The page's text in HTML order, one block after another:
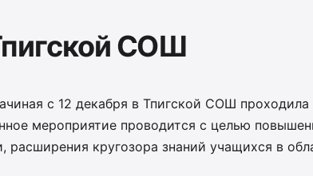
СОШ
с 12 декабря в Тпигской СОШ проходила
мероприятие проводится с целью
расширения кругозора знаний учащихся в